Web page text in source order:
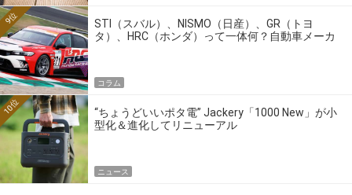
STI（スバル）、NISMO（日産）、GR（トヨ
タ）、HRC（ホンダ）って一体何？自動車メーカ
9位
コラム
“ちょうどいいポタ電” Jackery「1000 New」が小
型化＆進化してリニューアル
10位
ニュース